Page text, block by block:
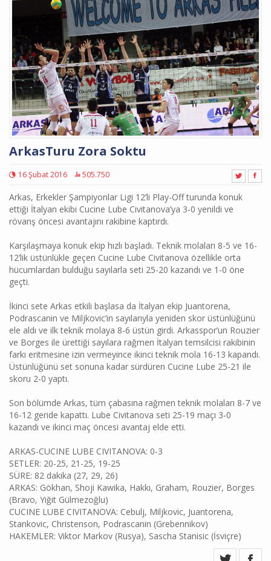
ArkasTuru Zora Soktu
16 Şubat 2016 505.750
Arkas, Erkekler Şampiyonlar Ligi 12’li Play-Off turunda konuk
ettiği İtalyan ekibi Cucine Lube Civitanova’ya 3-0 yenildi ve
rövanş öncesi avantajını rakibine kaptırdı.
Karşılaşmaya konuk ekip hızlı başladı. Teknik molaları 8-5 ve 16-
12’lik üstünlükle geçen Cucine Lube Civitanova özellikle orta
hücumlardan bulduğu sayılarla seti 25-20 kazandı ve 1-0 öne
geçti.
İkinci sete Arkas etkili başlasa da İtalyan ekip Juantorena,
Podrascanin ve Miljkovic’in sayılarıyla yeniden skor üstünlüğünü
ele aldı ve ilk teknik molaya 8-6 üstün girdi. Arkasspor’un Rouzier
ve Borges ile ürettiği sayılara rağmen İtalyan temsilcisi rakibinin
farkı eritmesine izin vermeyince ikinci teknik mola 16-13 kapandı.
Üstünlüğünü set sonuna kadar sürdüren Cucine Lube 25-21 ile
skoru 2-0 yaptı.
Son bölümde Arkas, tüm çabasına rağmen teknik molaları 8-7 ve
16-12 geride kapattı. Lube Civitanova seti 25-19 maçı 3-0
kazandı ve ikinci maç öncesi avantaj elde etti.
ARKAS-CUCINE LUBE CIVITANOVA: 0-3
SETLER: 20-25, 21-25, 19-25
SÜRE: 82 dakika (27, 29, 26)
ARKAS: Gökhan, Shoji Kawika, Hakkı, Graham, Rouzier, Borges
(Bravo, Yiğit Gülmezoğlu)
CUCINE LUBE CIVITANOVA: Cebulj, Miljkovic, Juantorena,
Stankovic, Christenson, Podrascanin (Grebennikov)
HAKEMLER: Viktor Markov (Rusya), Sascha Stanisic (İsviçre)